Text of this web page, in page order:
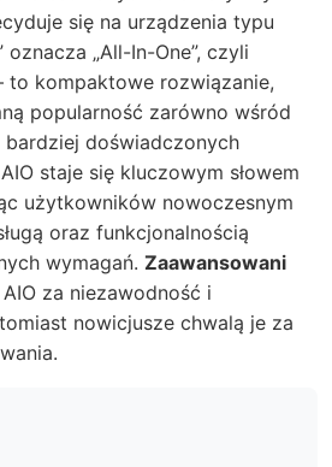
się na urządzenia typu
oznacza „All-In-One”, czyli
to kompaktowe rozwiązanie,
popularność zarówno wśród
doświadczonych
staje się kluczowym słowem
użytkowników nowoczesnym
oraz funkcjonalnością
wymagań. Zaawansowani
za niezawodność i
nowicjusze chwalą je za